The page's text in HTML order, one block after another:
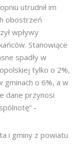
utrudnił im
obostrzeń
wpływy
Stanowiące
spadły w
tylko o 2%,
gminach o 6%, a w
dane przynosi
-
i gminy z powiatu